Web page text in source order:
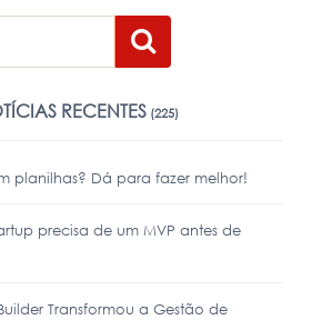
RECENTES(225)
planilhas? Dá para fazer melhor!
precisa de um MVP antes de
Transformou a Gestão de